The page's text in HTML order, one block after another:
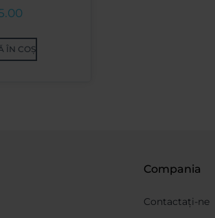
ÎN COȘ
Compania
Contactați-ne